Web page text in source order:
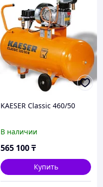
KAESER Classic 460/50
В наличии
565 100₸
Купить